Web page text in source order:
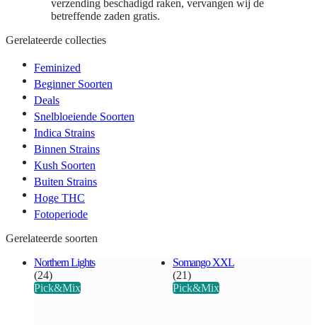
verzending beschadigd raken, vervangen wij de
betreffende zaden gratis.
Gerelateerde collecties
Feminized
Beginner Soorten
Deals
Snelbloeiende Soorten
Indica Strains
Binnen Strains
Kush Soorten
Buiten Strains
Hoge THC
Fotoperiode
Gerelateerde soorten
Northern Lights
(24)
Pick&Mix
Somango XXL
(21)
Pick&Mix